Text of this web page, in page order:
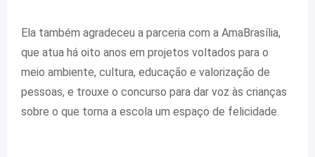
Ela também agradeceu a parceria com a AmaBrasília,
que atua há oito anos em projetos voltados para o
meio ambiente, cultura, educação e valorização de
pessoas, e trouxe o concurso para dar voz às crianças
sobre o que torna a escola um espaço de felicidade.